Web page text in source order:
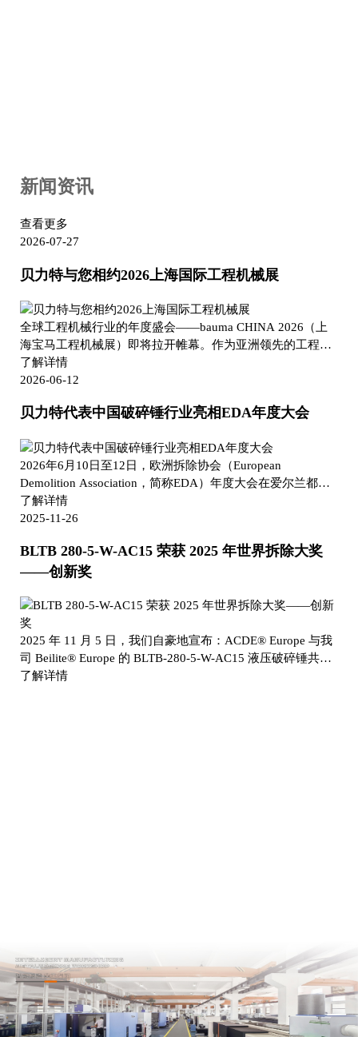
新闻资讯
查看更多
2026-07-27
贝力特与您相约2026上海国际工程机械展
全球工程机械行业的年度盛会——bauma CHINA 2026（上
海宝马工程机械展）即将拉开帷幕。作为亚洲领先的工程机
械、建材机械、矿山机械及工程车辆专业展览会，bauma
CHINA 2026 将于 2026年11月23日至27日 在 上海新国际博
商、工程承包商、矿山企业及行业专业人士将齐聚上海，共
于液压破碎技术研发与制造的专业企业，Beilite
Machinery（BLTB）很荣幸确认参加 bauma CHINA 2026。
面对全球基础设施建设、矿山开采以及城市更新项目对设
备...
了解详情
2026-06-12
贝力特代表中国破碎锤行业亮相EDA年度大会
2026年6月10日至12日，欧洲拆除协会（European
Demolition Association，简称EDA）年度大会在爱尔兰都柏
林隆重举行。作为EDA会员单位，贝力特（Beilite）应邀参
加本次行业盛会，并作为目前EDA中唯一一家来自中国的会
年，持续深度参与欧洲拆除行业的高端对话与技术交流，成
为连接中国液压破碎锤制造力量与欧洲拆除产业体系的重要
及资源循环利用领域的专家、企业代表及行业组织齐聚一
了解详情
2025-11-26
BLTB 280-5-W-AC15 荣获 2025 年世界拆除大奖
——创新奖
2025 年 11 月 5 日，我们自豪地宣布：ACDE® Europe 与我
司 Beilite® Europe 的 BLTB-280-5-W-AC15 液压破碎锤共同
荣获 2025 年世界拆除大奖（World Demolition Awards）“创
了解详情